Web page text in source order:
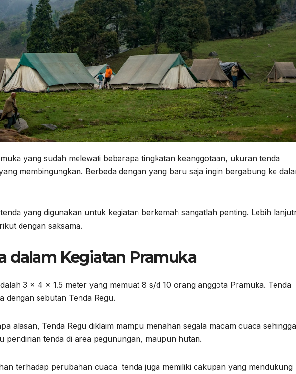
yang sudah melewati beberapa tingkatan keanggotaan, ukuran tenda
membingungkan. Berbeda dengan yang baru saja ingin bergabung ke
yang digunakan untuk kegiatan berkemah sangatlah penting. Lebih
dengan saksama.
dalam Kegiatan Pramuka
3 x 4 x 1.5 meter yang memuat 8 s/d 10 orang anggota Pramuka. Tenda
dengan sebutan Tenda Regu.
alasan, Tenda Regu diklaim mampu menahan segala macam cuaca sehingga
pendirian tenda di area pegunungan, maupun hutan.
terhadap perubahan cuaca, tenda juga memiliki cakupan yang mendukung